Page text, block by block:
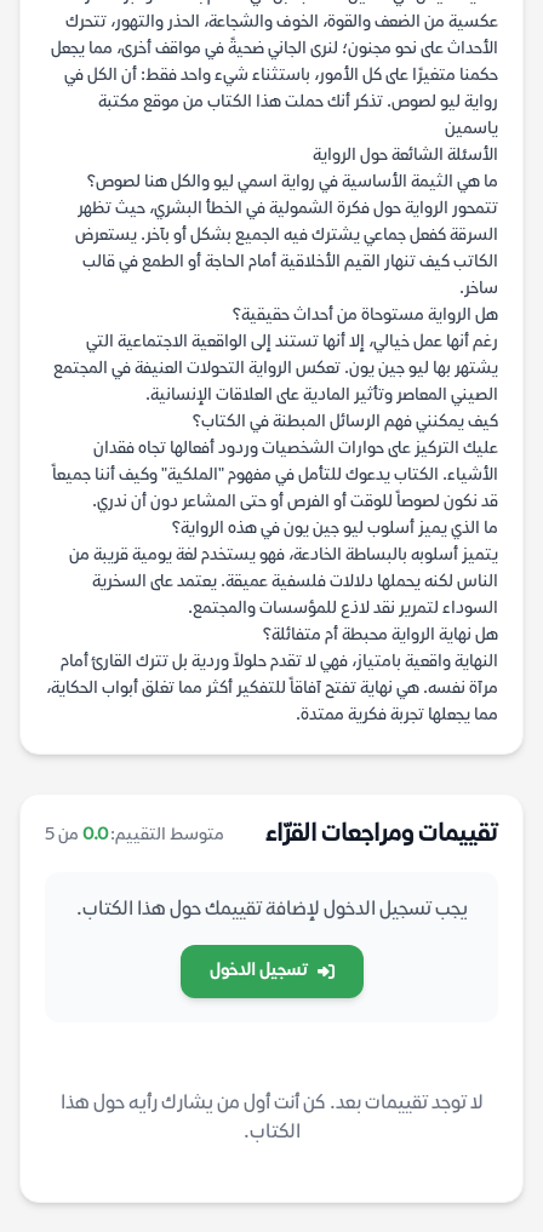
عكسية من الضعف والقوة، الخوف والشجاعة، الحذر والتهور، تتحرك
الأحداث على نحو مجنون؛ لنرى الجاني ضحيةً في مواقف أخرى، مما يجعل
حكمنا متغيرًا على كل الأمور، باستثناء شيء واحد فقط: أن الكل في
رواية ليو لصوص. تذكر أنك حملت هذا الكتاب من موقع مكتبة
ياسمين
الأسئلة الشائعة حول الرواية
ما هي الثيمة الأساسية في رواية اسمي ليو والكل هنا لصوص؟
تتمحور الرواية حول فكرة الشمولية في الخطأ البشري، حيث تظهر
السرقة كفعل جماعي يشترك فيه الجميع بشكل أو بآخر. يستعرض
الكاتب كيف تنهار القيم الأخلاقية أمام الحاجة أو الطمع في قالب
ساخر.
هل الرواية مستوحاة من أحداث حقيقية؟
رغم أنها عمل خيالي، إلا أنها تستند إلى الواقعية الاجتماعية التي
يشتهر بها ليو جين يون. تعكس الرواية التحولات العنيفة في المجتمع
الصيني المعاصر وتأثير المادية على العلاقات الإنسانية.
كيف يمكنني فهم الرسائل المبطنة في الكتاب؟
عليك التركيز على حوارات الشخصيات وردود أفعالها تجاه فقدان
الأشياء. الكتاب يدعوك للتأمل في مفهوم "الملكية" وكيف أننا جميعاً
قد نكون لصوصاً للوقت أو الفرص أو حتى المشاعر دون أن ندري.
ما الذي يميز أسلوب ليو جين يون في هذه الرواية؟
يتميز أسلوبه بالبساطة الخادعة، فهو يستخدم لغة يومية قريبة من
الناس لكنه يحملها دلالات فلسفية عميقة. يعتمد على السخرية
السوداء لتمرير نقد لاذع للمؤسسات والمجتمع.
هل نهاية الرواية محبطة أم متفائلة؟
النهاية واقعية بامتياز، فهي لا تقدم حلولاً وردية بل تترك القارئ أمام
مرآة نفسه. هي نهاية تفتح آفاقاً للتفكير أكثر مما تغلق أبواب الحكاية،
مما يجعلها تجربة فكرية ممتدة.
تقييمات ومراجعات القرّاء متوسط التقييم:0.0 من 5
يجب تسجيل الدخول لإضافة تقييمك حول هذا الكتاب.
تسجيل الدخول
لا توجد تقييمات بعد. كن أنت أول من يشارك رأيه حول هذا
الكتاب.